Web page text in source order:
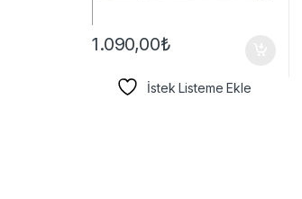
1.090,00₺
İstek Listeme Ekle